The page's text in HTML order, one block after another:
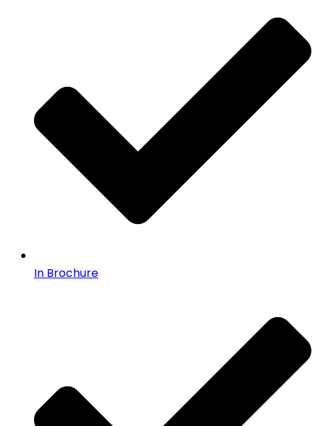
In Brochure